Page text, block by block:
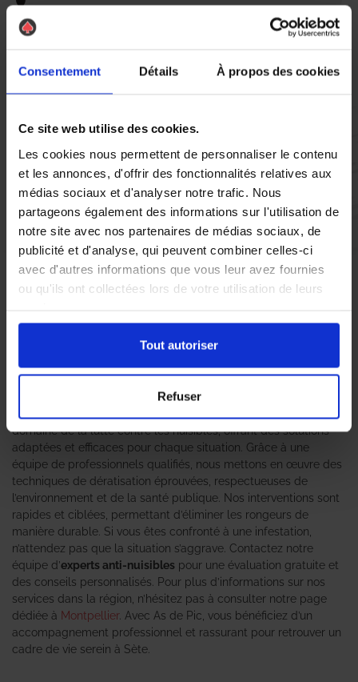
Consentement Détails À propos des cookies
Ce site web utilise des cookies.
Les cookies nous permettent de personnaliser le contenu
et les annonces, d'offrir des fonctionnalités relatives aux
médias sociaux et d'analyser notre trafic. Nous
partageons également des informations sur l'utilisation de
notre site avec nos partenaires de médias sociaux, de
publicité et d'analyse, qui peuvent combiner celles-ci
avec d'autres informations que vous leur avez fournies
ou qu'ils ont collectées lors de votre utilisation de leurs
Tout autoriser
Refuser
Vous réglez votre intervention par carte bancaire ou par
Vous évaluez la prestation
Vous recevez une demande d’évaluation de votre expérience
avec l’équipe AS DE PIC.
Nous avons pensé à tout
À Sète, la présence de nuisibles tels que les rats et les souris
peut rapidement devenir une source de stress pour les
habitants. C’est pourquoi faire appel à unexpert en dératisation
est essentiel pour garantir un environnement sain et sécurisé.
L’agence As de Pic se positionne comme un leader dans le
domaine de la lutte contre les nuisibles, offrant des solutions
adaptées et efficaces pour chaque situation. Grâce à une
équipe de professionnels qualifiés, nous mettons en œuvre des
techniques de dératisation éprouvées, respectueuses de
l’environnement et de la santé publique. Nos interventions sont
rapides et ciblées, permettant d’éliminer les rongeurs de
manière durable. Si vous êtes confronté à une infestation,
n’attendez pas que la situation s’aggrave. Contactez notre
équipe d’experts anti-nuisibles pour une évaluation gratuite et
des conseils personnalisés. Pour plus d’informations sur nos
services dans la région, n’hésitez pas à consulter notre page
dédiée à Montpellier. Avec As de Pic, vous bénéficiez d’un
accompagnement professionnel et rassurant pour retrouver un
cadre de vie serein à Sète.